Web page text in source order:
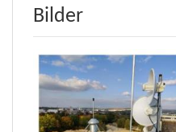
Bilder